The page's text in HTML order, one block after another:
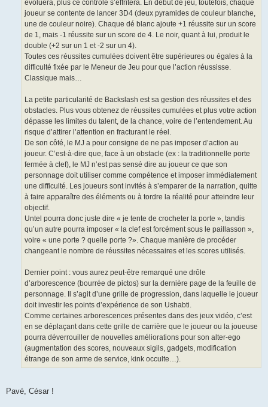
évoluera, plus ce contrôle s’effritera. En début de jeu, toutefois, chaque
joueur se contente de lancer 3D4 (deux pyramides de couleur blanche,
une de couleur noire). Chaque dé blanc ajoute +1 réussite sur un score
de 1, mais -1 réussite sur un score de 4. Le noir, quant à lui, produit le
double (+2 sur un 1 et -2 sur un 4).
Toutes ces réussites cumulées doivent être supérieures ou égales à la
difficulté fixée par le Meneur de Jeu pour que l’action réussisse.
Classique mais…
La petite particularité de Backslash est sa gestion des réussites et des
obstacles. Plus vous obtenez de réussites cumulées et plus votre action
dépasse les limites du talent, de la chance, voire de l’entendement. Au
risque d’attirer l’attention en fracturant le réel.
De son côté, le MJ a pour consigne de ne pas imposer d’action au
joueur. C’est-à-dire que, face à un obstacle (ex : la traditionnelle porte
fermée à clef), le MJ n’est pas sensé dire au joueur ce que son
personnage doit utiliser comme compétence et imposer immédiatement
une difficulté. Les joueurs sont invités à s’emparer de la narration, quitte
à faire apparaître des éléments ou à tordre la réalité pour atteindre leur
objectif.
Untel pourra donc juste dire « je tente de crocheter la porte », tandis
qu’un autre pourra imposer « la clef est forcément sous le paillasson »,
voire « une porte ? quelle porte ?». Chaque manière de procéder
changeant le nombre de réussites nécessaires et les scores utilisés.
Dernier point : vous aurez peut-être remarqué une drôle
d’arborescence (bourrée de pictos) sur la dernière page de la feuille de
personnage. Il s’agit d’une grille de progression, dans laquelle le joueur
doit investir les points d’expérience de son Ushabti.
Comme certaines arborescences présentes dans des jeux vidéo, c’est
en se déplaçant dans cette grille de carrière que le joueur ou la joueuse
pourra déverrouiller de nouvelles améliorations pour son alter-ego
(augmentation des scores, nouveaux sigils, gadgets, modification
étrange de son arme de service, kink occulte…).
Pavé, César !